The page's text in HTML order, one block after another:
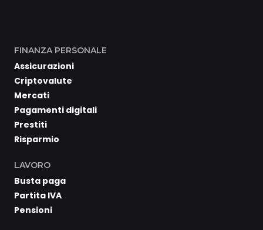
FINANZA PERSONALE
Assicurazioni
Criptovalute
Mercati
Pagamenti digitali
Prestiti
Risparmio
LAVORO
Busta paga
Partita IVA
Pensioni